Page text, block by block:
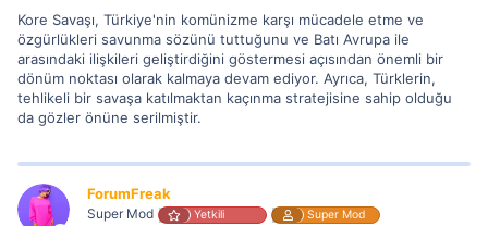
Kore Savaşı, Türkiye'nin komünizme karşı mücadele etme ve
özgürlükleri savunma sözünü tuttuğunu ve Batı Avrupa ile
arasındaki ilişkileri geliştirdiğini göstermesi açısından önemli bir
dönüm noktası olarak kalmaya devam ediyor. Ayrıca, Türklerin,
tehlikeli bir savaşa katılmaktan kaçınma stratejisine sahip olduğu
da gözler önüne serilmiştir.
ForumFreak
Super Mod Yetkili
Super Mod